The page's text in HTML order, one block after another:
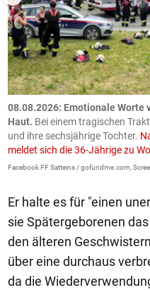
08.08.2026: Emotionale Worte
Haut. Bei einem tragischen
und ihre sechsjährige Tochter.
meldet sich die 36-Jährige zu
Facebook FF Satteins / gofundme.com,
Er halte es für "einen
sie Spätergeborenen
den älteren
über eine durchaus
da die